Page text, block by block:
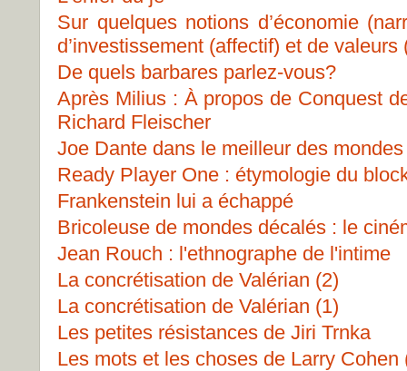
Sur quelques notions d’économie
d’investissement (affectif) et de valeurs
De quels barbares parlez-vous?
Après Milius : À propos de Conquest
Richard Fleischer
Joe Dante dans le meilleur des mondes
Ready Player One : étymologie du
Frankenstein lui a échappé
Bricoleuse de mondes décalés : le
Jean Rouch : l'ethnographe de l'intime
La concrétisation de Valérian (2)
La concrétisation de Valérian (1)
Les petites résistances de Jiri Trnka
Les mots et les choses de Larry Cohen